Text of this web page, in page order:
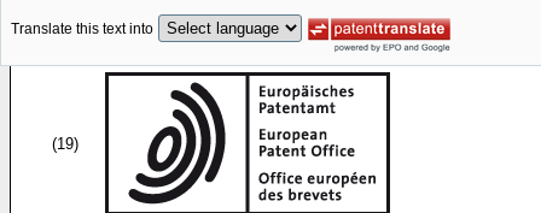
Translate this text into
(19)